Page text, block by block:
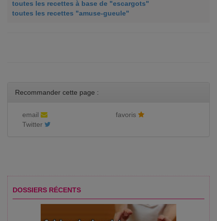
toutes les recettes à base de "escargots"
toutes les recettes "amuse-gueule"
Recommander cette page :
email
favoris
Twitter
DOSSIERS RÉCENTS